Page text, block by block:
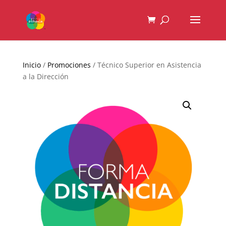
Inicio/ Promociones / Técnico Superior en Asistencia
a la Dirección